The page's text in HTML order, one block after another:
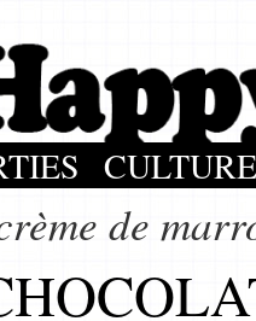
CULTURE
de